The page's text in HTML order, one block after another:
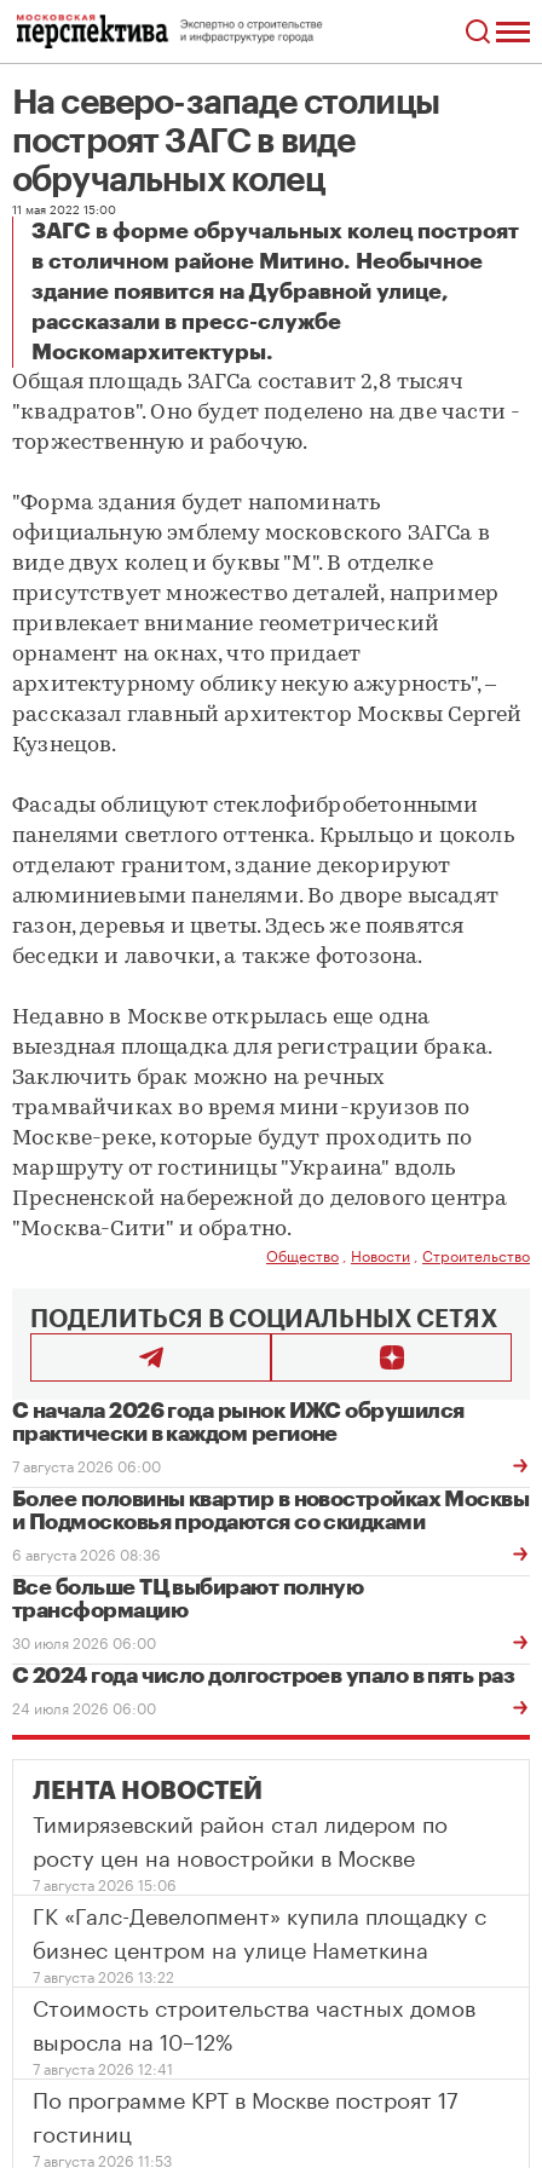
На северо-западе столицы
построят ЗАГС в виде
обручальных колец
11 мая 2022 15:00
ЗАГС в форме обручальных колец построят
в столичном районе Митино. Необычное
здание появится на Дубравной улице,
рассказали в пресс-службе
Москомархитектуры.
Общая площадь ЗАГСа составит 2,8 тысяч
"квадратов". Оно будет поделено на две части -
торжественную и рабочую.
"Форма здания будет напоминать
официальную эмблему московского ЗАГСа в
виде двух колец и буквы "М". В отделке
присутствует множество деталей, например
привлекает внимание геометрический
орнамент на окнах, что придает
архитектурному облику некую ажурность", –
рассказал главный архитектор Москвы Сергей
Кузнецов.
Фасады облицуют стеклофибробетонными
панелями светлого оттенка. Крыльцо и цоколь
отделают гранитом, здание декорируют
алюминиевыми панелями. Во дворе высадят
газон, деревья и цветы. Здесь же появятся
беседки и лавочки, а также фотозона.
Недавно в Москве открылась еще одна
выездная площадка для регистрации брака.
Заключить брак можно на речных
трамвайчиках во время мини-круизов по
Москве-реке, которые будут проходить по
маршруту от гостиницы "Украина" вдоль
Пресненской набережной до делового центра
"Москва-Сити" и обратно.
Общество Новости Строительство
ПОДЕЛИТЬСЯ В СОЦИАЛЬНЫХ СЕТЯХ
С начала 2026 года рынок ИЖС обрушился
практически в каждом регионе
7 августа 2026 06:00
Более половины квартир в новостройках Москвы
и Подмосковья продаются со скидками
6 августа 2026 08:36
Все больше ТЦ выбирают полную
трансформацию
30 июля 2026 06:00
С 2024 года число долгостроев упало в пять раз
24 июля 2026 06:00
ЛЕНТА НОВОСТЕЙ
Тимирязевский район стал лидером по
росту цен на новостройки в Москве
7 августа 2026 15:06
ГК «Галс-Девелопмент» купила площадку с
бизнес центром на улице Наметкина
7 августа 2026 13:22
Стоимость строительства частных домов
выросла на 10–12%
7 августа 2026 12:41
По программе КРТ в Москве построят 17
гостиниц
7 августа 2026 11:53